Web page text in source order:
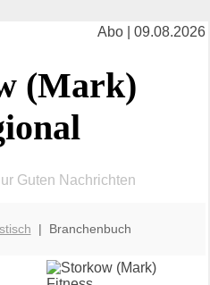
Abo | 09.08.2026
(Mark)
Guten Nachrichten
| Branchenbuch